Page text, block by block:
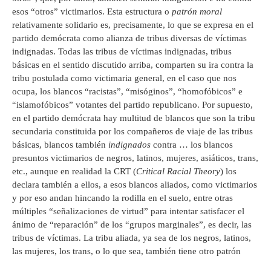
esos “otros” victimarios. Esta estructura o patrón moral
relativamente solidario es, precisamente, lo que se expresa en el
partido demócrata como alianza de tribus diversas de víctimas
indignadas. Todas las tribus de víctimas indignadas, tribus
básicas en el sentido discutido arriba, comparten su ira contra la
tribu postulada como victimaria general, en el caso que nos
ocupa, los blancos “racistas”, “misóginos”, “homofóbicos” e
“islamofóbicos” votantes del partido republicano. Por supuesto,
en el partido demócrata hay multitud de blancos que son la tribu
secundaria constituida por los compañeros de viaje de las tribus
básicas, blancos también indignados contra … los blancos
presuntos victimarios de negros, latinos, mujeres, asiáticos, trans,
etc., aunque en realidad la CRT (Critical Racial Theory) los
declara también a ellos, a esos blancos aliados, como victimarios
y por eso andan hincando la rodilla en el suelo, entre otras
múltiples “señalizaciones de virtud” para intentar satisfacer el
ánimo de “reparación” de los “grupos marginales”, es decir, las
tribus de víctimas. La tribu aliada, ya sea de los negros, latinos,
las mujeres, los trans, o lo que sea, también tiene otro patrón